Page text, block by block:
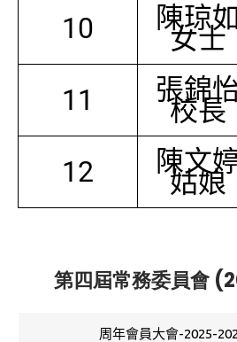
10 陳琼如
女士
11 張錦
校長
12 陳文
姑娘
第四屆常務委員會
周年會員大會-2025-